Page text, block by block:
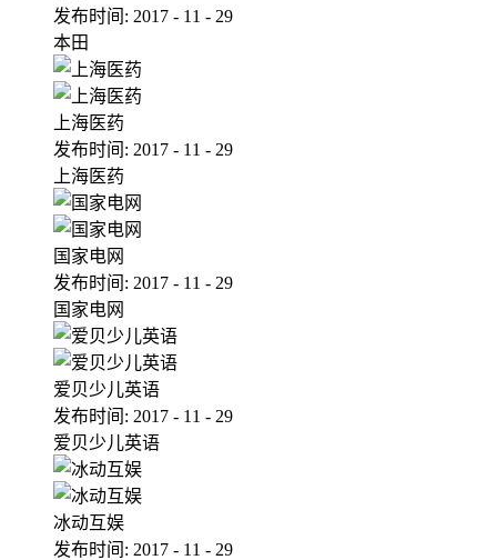
发布时间: 2017 - 11 - 29
本田
上海医药
发布时间: 2017 - 11 - 29
上海医药
国家电网
发布时间: 2017 - 11 - 29
国家电网
爱贝少儿英语
发布时间: 2017 - 11 - 29
爱贝少儿英语
冰动互娱
发布时间: 2017 - 11 - 29